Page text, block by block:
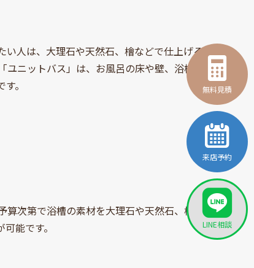
人は、大理石や天然石、檜などで仕上げる
ニットバス」は、お風呂の床や壁、浴槽、
。
算次第で浴槽の素材を大理石や天然石、檜に
能です。
無料見積
来店予約
LINE相談